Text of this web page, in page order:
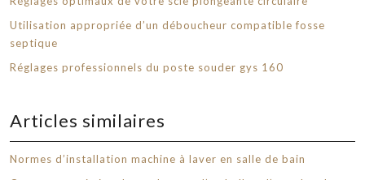
Utilisation appropriée d’un déboucheur compatible fosse
septique
Réglages professionnels du poste souder gys 160
Articles similaires
Normes d’installation machine à laver en salle de bain